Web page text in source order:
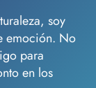
soy
emoción. No
para
en los